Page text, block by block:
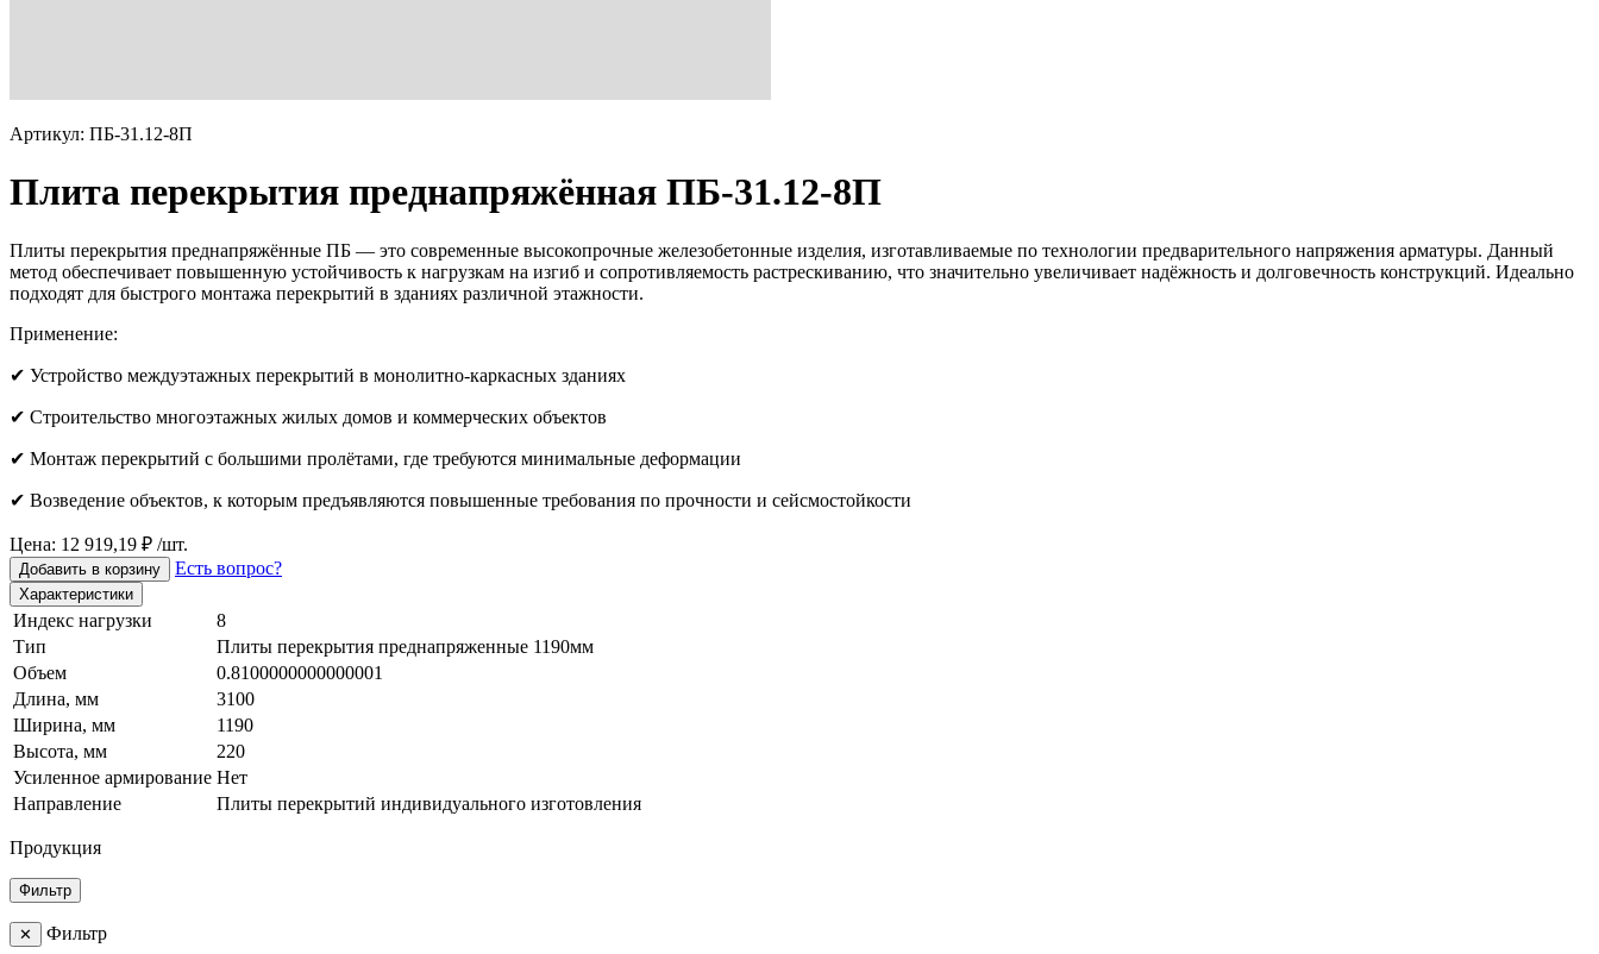
Артикул: ПБ-31.12-8П
Плита перекрытия преднапряжённая ПБ-31.12-8П
Плиты перекрытия преднапряжённые ПБ — это современные высокопрочные железобетонные изделия, изготавливаемые по технологии предварительного напряжения арматуры. Данный
метод обеспечивает повышенную устойчивость к нагрузкам на изгиб и сопротивляемость растрескиванию, что значительно увеличивает надёжность и долговечность конструкций. Идеально
подходят для быстрого монтажа перекрытий в зданиях различной этажности.
Применение:
✔ Устройство междуэтажных перекрытий в монолитно-каркасных зданиях
✔ Строительство многоэтажных жилых домов и коммерческих объектов
✔ Монтаж перекрытий с большими пролётами, где требуются минимальные деформации
✔ Возведение объектов, к которым предъявляются повышенные требования по прочности и сейсмостойкости
Цена: 12 919,19 ₽ /шт.
Добавить в корзину Есть вопрос?
Характеристики
Индекс нагрузки
8
Тип
Плиты перекрытия преднапряженные 1190мм
Объем
0.8100000000000001
Длина, мм
3100
Ширина, мм
1190
Высота, мм
220
Усиленное армирование Нет
Направление
Плиты перекрытий индивидуального изготовления
Продукция
Фильтр
✕ Фильтр